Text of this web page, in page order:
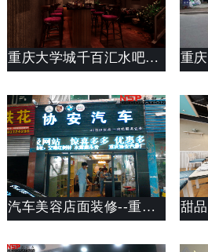
重庆大学城千百汇水吧装修设计
汽车美容店面装修--重庆两路双湖路协安汽车美容店装修设计案列